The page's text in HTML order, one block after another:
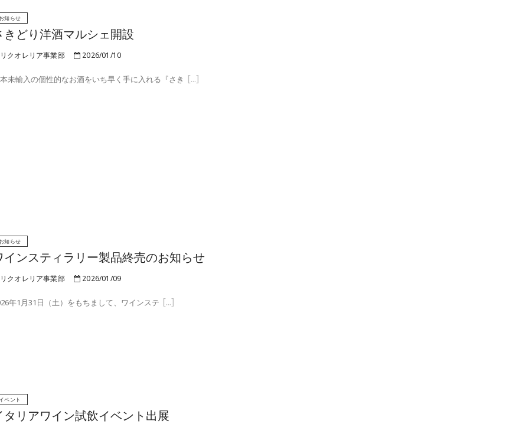
知らせ
きどり洋酒マルシェ開設
クオレリア事業部 2026/01/10
未輸入の個性的なお酒をいち早く手に入れる『さき
知らせ
インスティラリー製品終売のお知らせ
クオレリア事業部 2026/01/09
年1月31日（土）をもちまして、ワインステ
ベント
タリアワイン試飲イベント出展